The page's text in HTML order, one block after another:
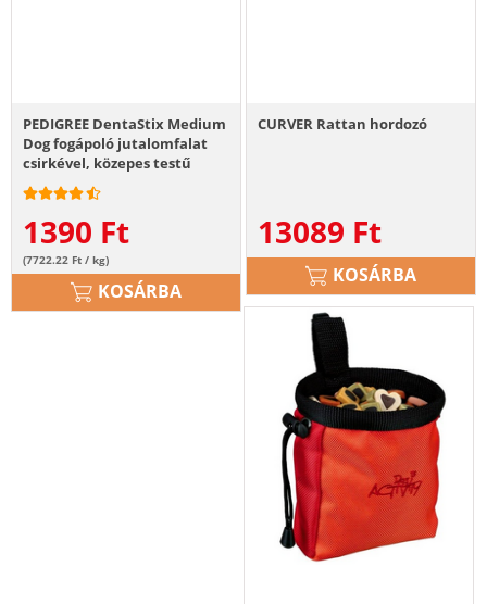
PEDIGREE DentaStix Medium
Dog fogápoló jutalomfalat
csirkével, közepes testű
felnőtt kutyáknak 7db - 180g
1390 Ft
(7722.22 Ft / kg)
KOSÁRBA
CURVER Rattan hordozó
13089 Ft
KOSÁRBA